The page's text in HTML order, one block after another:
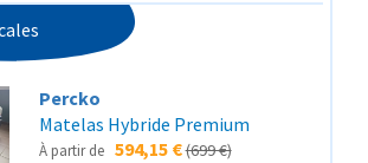
Percko
Matelas Hybride Premium
À partir de 594,15 €(699 €)